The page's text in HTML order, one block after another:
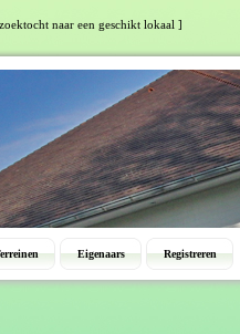
naar een geschikt lokaal ]
Eigenaars Registreren